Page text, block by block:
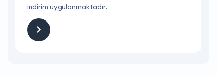
indirim uygulanmaktadır.